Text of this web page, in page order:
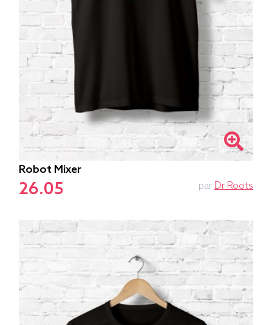
Robot Mixer
26.05 par Dr Roots